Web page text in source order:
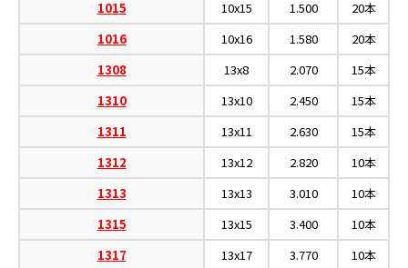
1015
10x15 1.500
20本
1016
10x16 1.580
20本
1308
13x8 2.070
15本
1310
13x10 2.450
15本
1311
13x11 2.630
15本
1312
13x12 2.820
10本
1313
13x13 3.010
10本
1315
13x15 3.400
10本
1317
13x17 3.770 10本